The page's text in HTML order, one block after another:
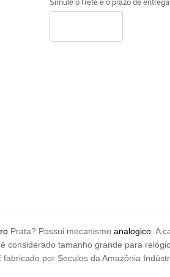
Prata? Possui mecanismo analogico . A
considerado tamanho grande para
por Seculos da Amazônia